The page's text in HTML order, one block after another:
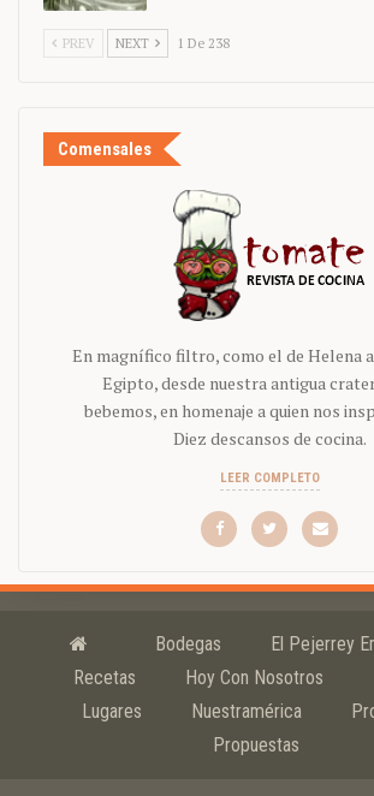
PREV NEXT 1 De 238
Comensales
En magnífico filtro, como el de Helena
Egipto, desde nuestra antigua
bebemos, en homenaje a quien nos
Diez descansos de cocina.
LEER COMPLETO
Bodegas
El Pejerrey
Recetas
Hoy Con Nosotros
Lugares
Nuestramérica
Propuestas